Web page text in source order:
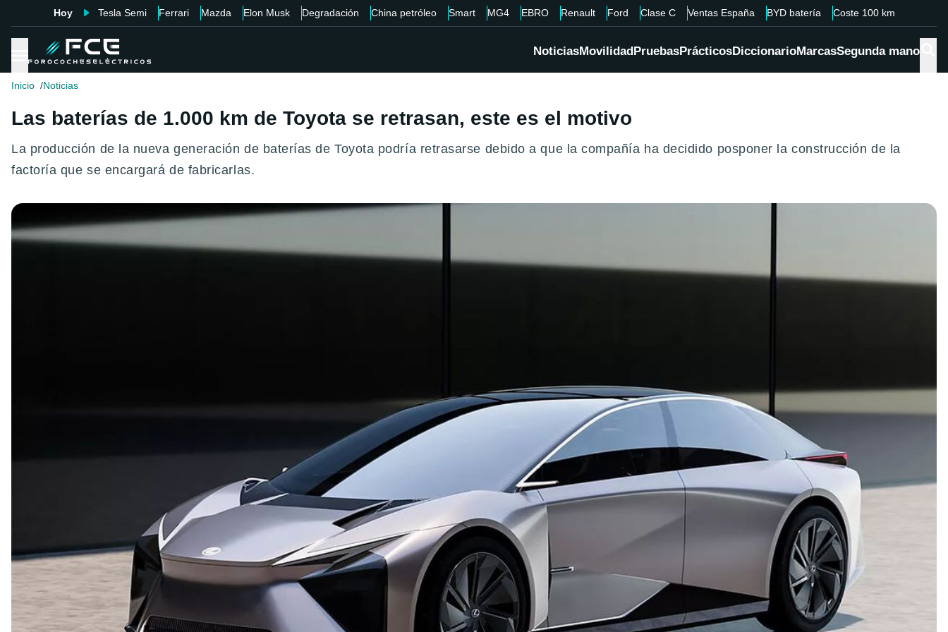
Hoy Tesla Semi Ferrari Mazda Elon Musk Degradación China petróleo Smart MG4 EBRO Renault Ford Clase C Ventas España BYD batería Coste 100 km
NoticiasMovilidadPruebasPrácticosDiccionarioMarcasSegunda mano
Inicio Noticias
Las baterías de 1.000 km de Toyota se retrasan, este es el motivo
La producción de la nueva generación de baterías de Toyota podría retrasarse debido a que la compañía ha decidido posponer la construcción de la
factoría que se encargará de fabricarlas.